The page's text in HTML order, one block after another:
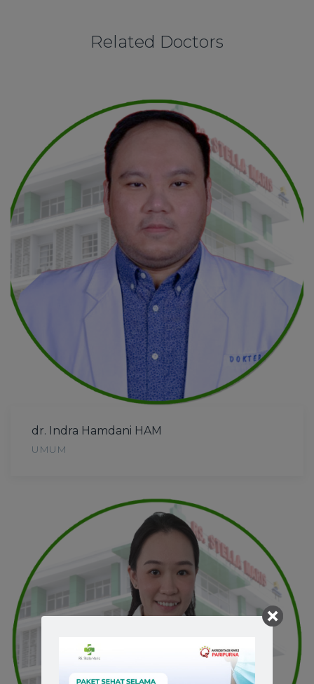
Related Doctors
dr. Indra Hamdani HAM
UMUM